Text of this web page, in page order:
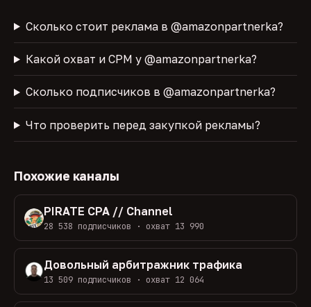
Сколько стоит реклама в @amazonpartnerka?
Какой охват и CPM у @amazonpartnerka?
Сколько подписчиков в @amazonpartnerka?
Что проверить перед закупкой рекламы?
Похожие каналы
PIRATE CPA // Channel
28 538 подписчиков · охват 13 990
Довольный арбитражник трафика
13 509 подписчиков · охват 12 064